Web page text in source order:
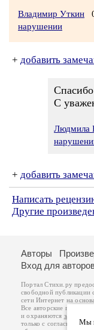
Владимир Уткин
нарушении
+ добавить
С
Людмила
+ добавить
Написать
Другие
Мы
Авторы
Вход для
Портал Стихи.ру
свободной публикации
сети Интернет на
Все авторские права на
и охраняются законом
.
только с согласия его